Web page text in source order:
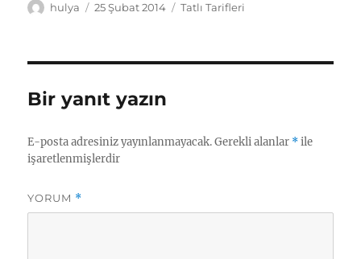
Yazar
hulya
Yayın
25 Şubat 2014 Kategoriler
Tatlı Tarifleri
Bir yanıt yazın
E-posta adresiniz yayınlanmayacak. Gerekli alanlar *ile
işaretlenmişlerdir
YORUM *